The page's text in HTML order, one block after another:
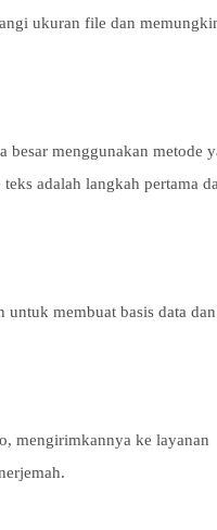
ukuran file dan
besar menggunakan metode
adalah langkah pertama
membuat basis data dan
mengirimkannya ke layanan